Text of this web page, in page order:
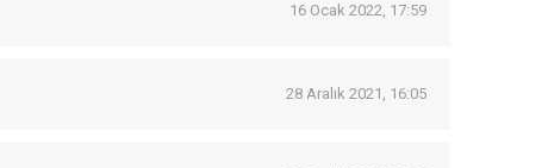
16 Ocak 2022, 17:59
28 Aralık 2021, 16:05